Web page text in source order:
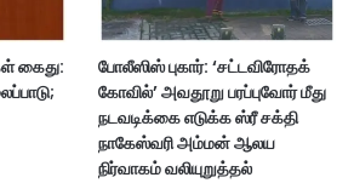
கைது:
போலீஸிஸ் புகார்: ‘சட்டவிரோதக்
கோவில்’ அவதூறு பரப்புவோர் மீது
நடவடிக்கை எடுக்க ஸ்ரீ சக்தி
நாகேஸ்வரி அம்மன் ஆலய
நிர்வாகம் வலியுறுத்தல்